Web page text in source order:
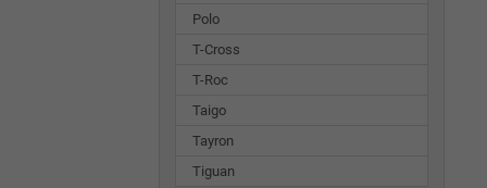
Polo
T-Cross
T-Roc
Taigo
Tayron
Tiguan